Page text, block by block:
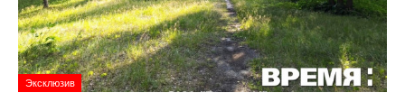
Эксклюзив